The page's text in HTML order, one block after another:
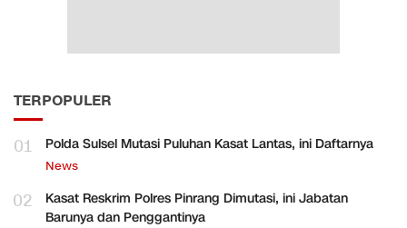
TERPOPULER
01 Polda Sulsel Mutasi Puluhan Kasat Lantas, ini Daftarnya
News
02
Kasat Reskrim Polres Pinrang Dimutasi, ini Jabatan
Barunya dan Penggantinya